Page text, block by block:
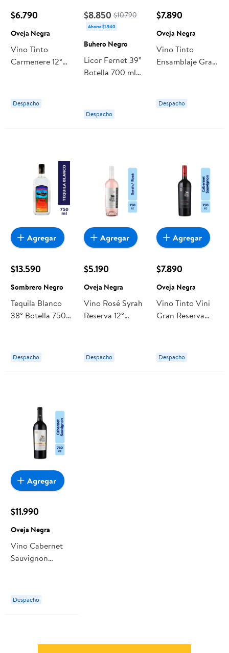
$6.790
Oveja Negra
Vino Tinto
Carmenere 12°
Despacho
$8.850 $10.790
Ahorra $1.940
Buhero Negro
Licor Fernet 39°
Botella 700 ml
Despacho
$7.890
Oveja Negra
Vino Tinto
Ensamblaje Gran
Negra
Despacho
$13.590
Sombrero Negro
Tequila Blanco
38° Botella 750
Despacho
Agregar
$5.190
Oveja Negra
Vino Rosé Syrah
Reserva 12°
Despacho
Agregar
$7.890
Oveja Negra
Vino Tinto Vini
Gran Reserva
Botella 750 ml
Oveja Negra
Despacho
Agregar
$11.990
Oveja Negra
Vino Cabernet
Sauvignon
Despacho
Agregar